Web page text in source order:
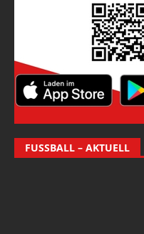
FUSSBALL – AKTUELL